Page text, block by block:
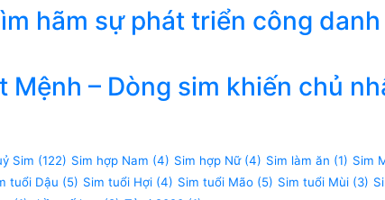
hãm sự phát triển công danh
Mệnh – Dòng sim khiến chủ
Sim (122) Sim hợp Nam (4) Sim hợp Nữ(4) Sim làm ăn (1) Sim
tuổi Dậu (5) Sim tuổi Hợi (4) Sim tuổi Mão (5) Sim tuổi Mùi (3)